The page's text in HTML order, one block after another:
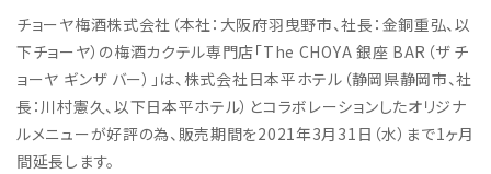
チョーヤ梅酒株式会社（本社：大阪府羽曳野市、社長：金銅重弘、以
下チョーヤ）の梅酒カクテル専門店「The CHOYA 銀座 BAR（ザ チ
ョーヤ ギンザ バー）」は、株式会社日本平ホテル（静岡県静岡市、社
長：川村憲久、以下日本平ホテル）とコラボレーションしたオリジナ
ルメニューが好評の為、販売期間を2021年3月31日（水）まで1ヶ月
間延長します。